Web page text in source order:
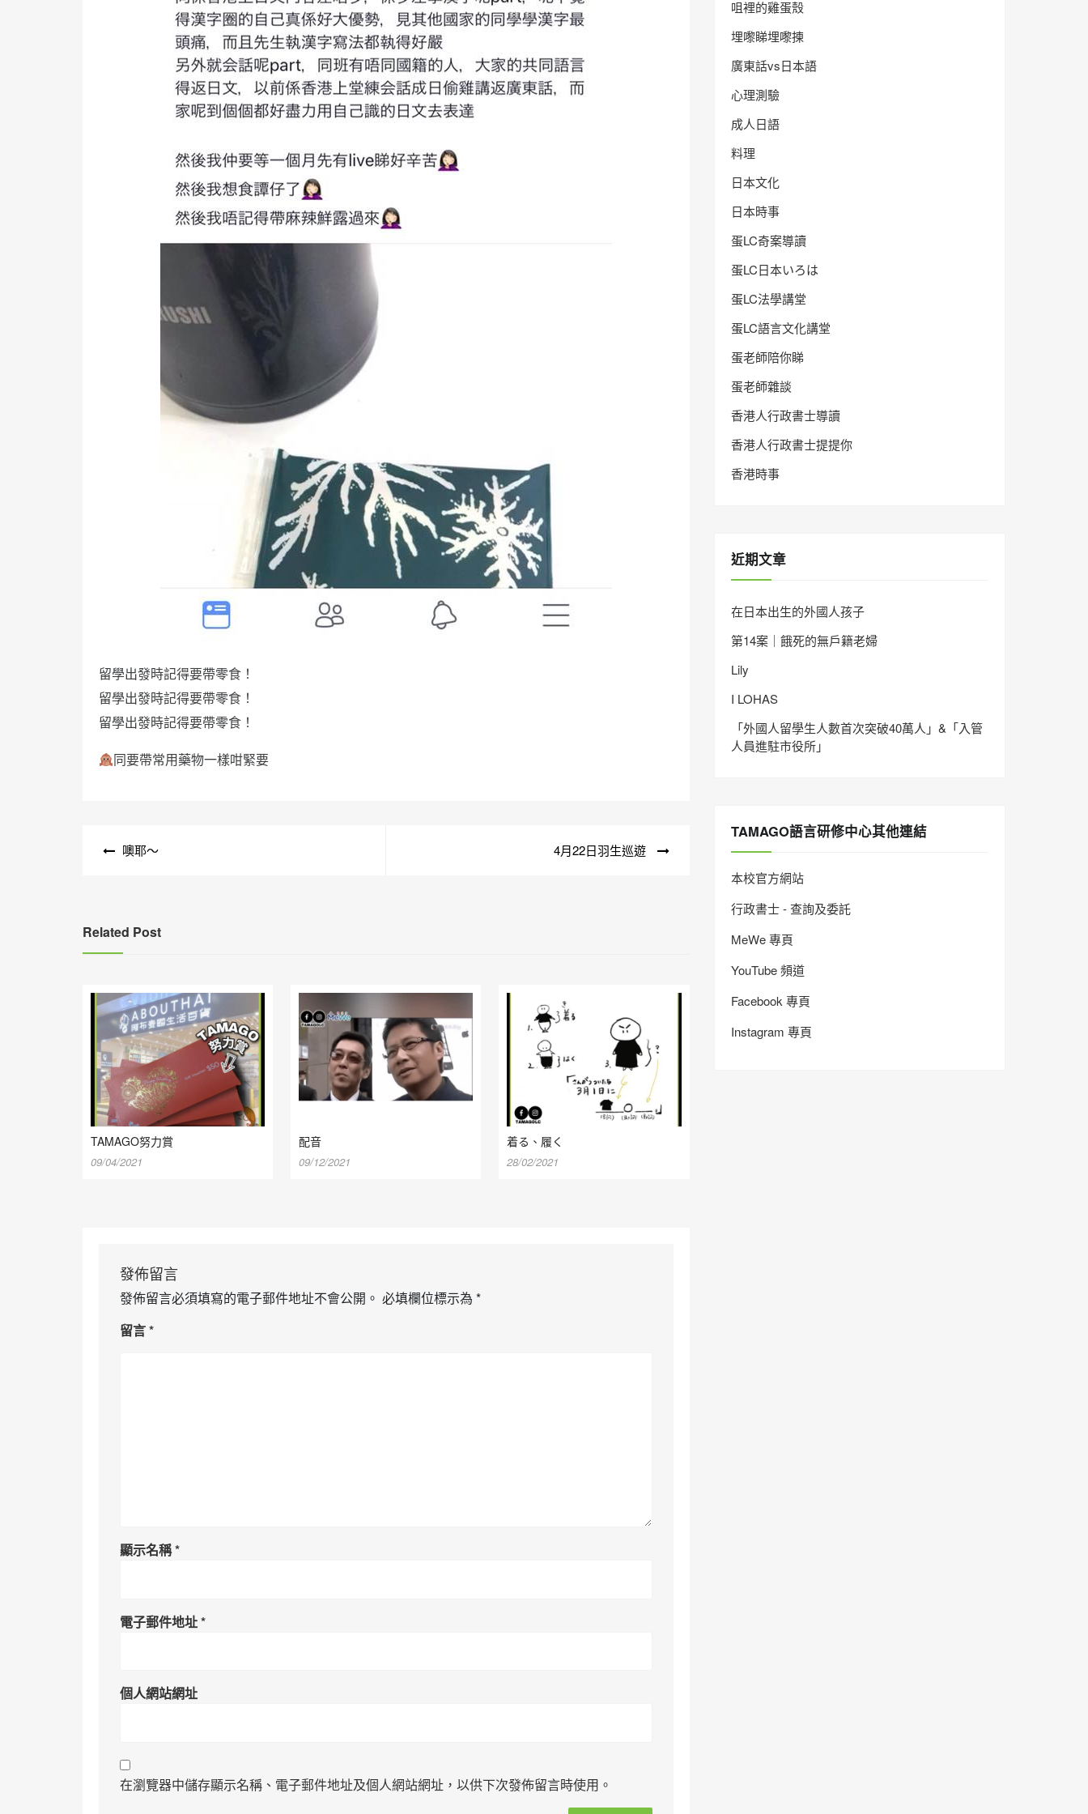
留學出發時記得要帶零食！
留學出發時記得要帶零食！
留學出發時記得要帶零食！
同要帶常用藥物一樣咁緊要
噢耶～ 4月22日羽生巡遊
Related Post
TAMAGO努力賞
09/04/2021
配音
09/12/2021
着る、履く
28/02/2021
發佈留言
發佈留言必須填寫的電子郵件地址不會公開。 必填欄位標示為 *
留言*
顯示名稱*
電子郵件地址*
個人網站網址
在瀏覽器中儲存顯示名稱、電子郵件地址及個人網站網址，以供下次發佈留言時使用。
咀裡的雞蛋殼
埋嚟睇埋嚟揀
廣東話vs日本語
心理測驗
成人日語
料理
日本文化
日本時事
蛋LC奇案導讀
蛋LC日本いろは
蛋LC法學講堂
蛋LC語言文化講堂
蛋老師陪你睇
蛋老師雜談
香港人行政書士導讀
香港人行政書士提提你
香港時事
近期文章
在日本出生的外國人孩子
第14案｜餓死的無戶籍老婦
Lily
I LOHAS
「外國人留學生人數首次突破40萬人」&「入管
人員進駐市役所」
TAMAGO語言研修中心其他連結
本校官方網站
行政書士 - 查詢及委託
MeWe 專頁
YouTube 頻道
Facebook 專頁
Instagram 專頁